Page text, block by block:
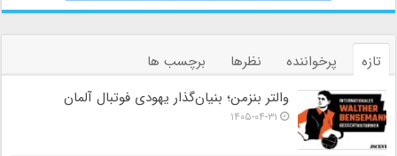
تازه پرخواننده نظرها
برچسب ها
والتر بنزمن؛ بنیان‌گذار یهودی فوتبال آلمان
۱۴۰۵-۰۴-۳۱